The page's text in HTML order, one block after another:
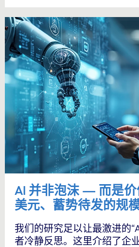
AI 并非泡沫 — 而是价
美元、蓄势待发的规
我们的研究足以让最激进的
者冷静反思。这里介绍了企